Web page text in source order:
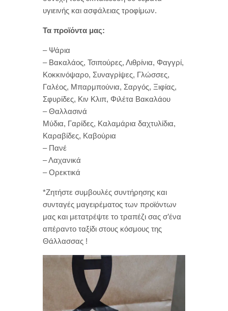
υγιεινής και ασφάλειας τροφίμων.
Τα προϊόντα μας:
– Ψάρια
– Βακαλάος, Τσιπούρες, Λιθρίνια, Φαγγρί,
Κοκκινόψαρο, Συναγρίψες, Γλώσσες,
Γαλέος, Μπαρμπούνια, Σαργός, Ξιφίας,
Σφυρίδες, Κιν Κλιπ, Φιλέτα Βακαλάου
– Θαλλασινά
Μύδια, Γαρίδες, Καλαμάρια δαχτυλίδια,
Καραβίδες, Καβούρια
– Πανέ
– Λαχανικά
– Ορεκτικά
*Ζητήστε συμβουλές συντήρησης και
συνταγές μαγειρέματος των προϊόντων
μας και μετατρέψτε το τραπέζι σας σ’ένα
απέραντο ταξίδι στους κόσμους της
Θάλλασσας !